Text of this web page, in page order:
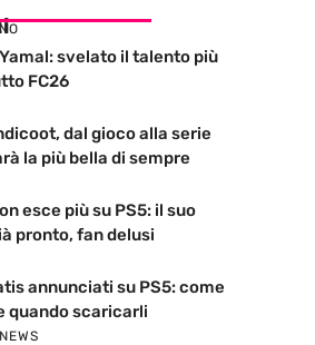
svelato il talento più
FC26
dal gioco alla serie
la più bella di sempre
esce più su PS5: il suo
pronto, fan delusi
annunciati su PS5: come
quando scaricarli
NEWS